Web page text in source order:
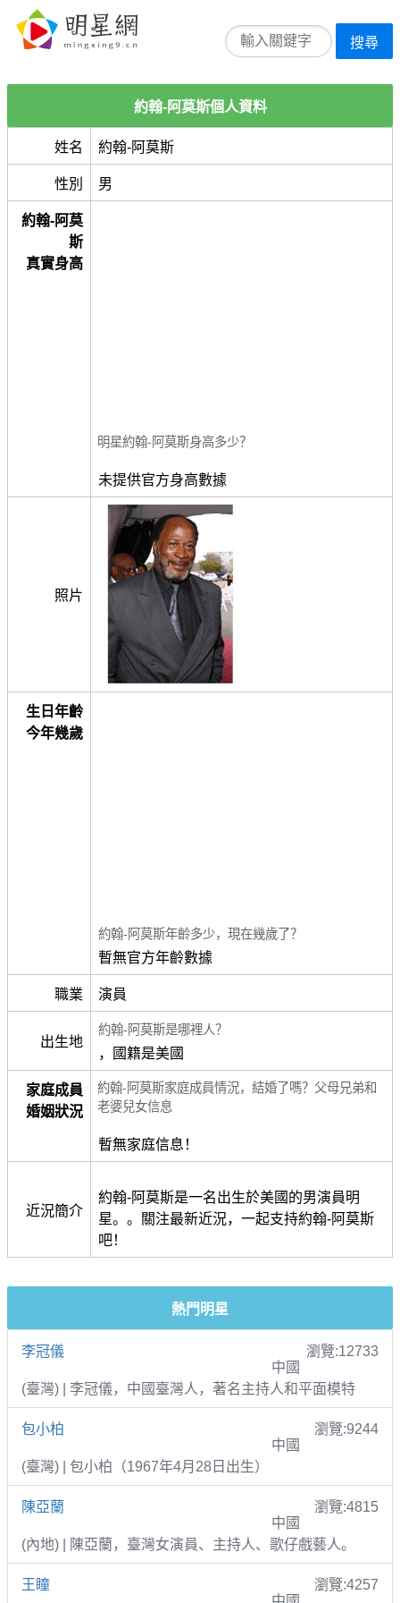
搜尋
約翰-阿莫斯個人資料
姓名 約翰-阿莫斯
性別 男
約翰-阿莫
斯
真實身高
明星約翰-阿莫斯身高多少？
未提供官方身高數據
照片
生日年齡
今年幾歲
約翰-阿莫斯年齡多少，現在幾歲了？
暫無官方年齡數據
職業 演員
出生地
約翰-阿莫斯是哪裡人？
，國籍是美國
家庭成員
婚姻狀況
約翰-阿莫斯家庭成員情況，結婚了嗎？父母兄弟和
老婆兒女信息
暫無家庭信息！
近況簡介
約翰-阿莫斯是一名出生於美國的男演員明
星。。關注最新近況，一起支持約翰-阿莫斯
吧！
熱門明星
李冠儀
瀏覽:12733
中國
(臺灣) | 李冠儀，中國臺灣人，著名主持人和平面模特
包小柏
瀏覽:9244
中國
(臺灣) | 包小柏（1967年4月28日出生）
陳亞蘭
瀏覽:4815
中國
(內地) | 陳亞蘭，臺灣女演員、主持人、歌仔戲藝人。
王瞳
瀏覽:4257